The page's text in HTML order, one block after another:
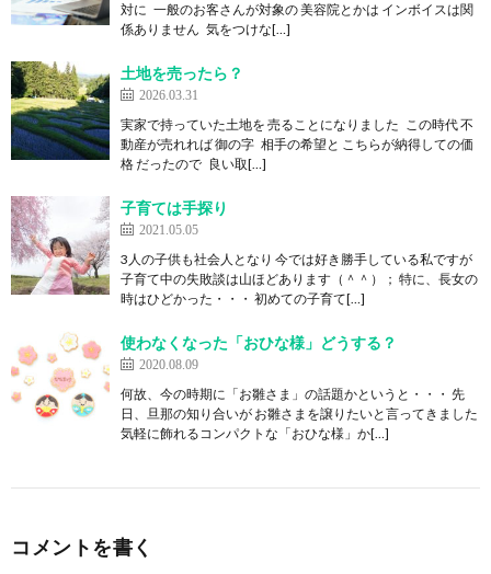
対に 一般のお客さんが対象の 美容院とかは インボイスは関
係ありません 気をつけな[…]
土地を売ったら？
2026.03.31
実家で持っていた土地を 売ることになりました この時代 不
動産が売れれば 御の字 相手の希望と こちらが納得しての価
格 だったので 良い取[…]
子育ては手探り
2021.05.05
3人の子供も社会人となり 今では好き勝手している私ですが
子育て中の失敗談は山ほどあります（＾＾）； 特に、長女の
時はひどかった・・・ 初めての子育て[…]
使わなくなった「おひな様」どうする？
2020.08.09
何故、今の時期に「お雛さま」の話題かというと・・・ 先
日、旦那の知り合いが お雛さまを譲りたいと言ってきました
気軽に飾れるコンパクトな「おひな様」か[…]
コメントを書く